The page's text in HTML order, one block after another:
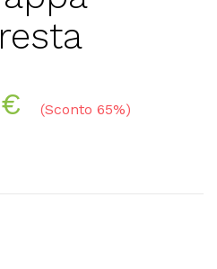
Sconto 65%